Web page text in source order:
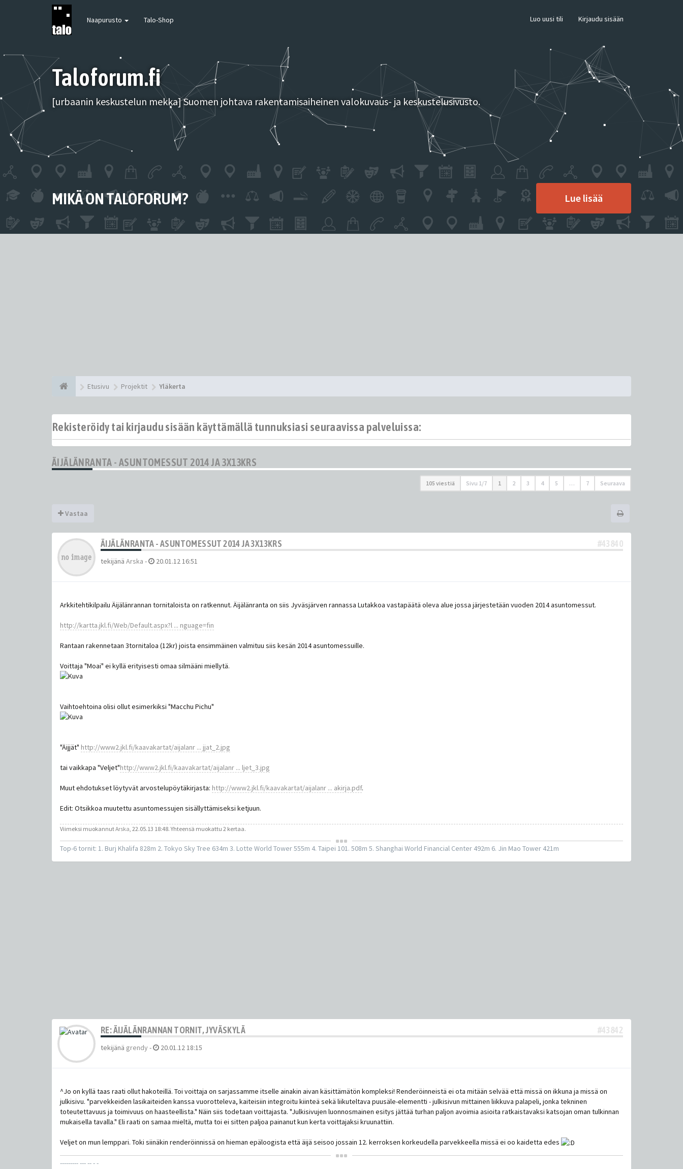
Naapurusto Talo-Shop Luo uusi tili Kirjaudu sisään
Taloforum.fi
[urbaanin keskustelun mekka] Suomen johtava rakentamisaiheinen valokuvaus- ja keskustelusivusto.
MIKÄ ON TALOFORUM? Lue lisää
Etusivu Projektit Yläkerta
Rekisteröidy tai kirjaudu sisään käyttämällä tunnuksiasi seuraavissa palveluissa:
ÄIJÄLÄNRANTA - ASUNTOMESSUT 2014 JA 3X13KRS
105 viestiä Sivu 1 /7 1 2 3 4 5 … 7 Seuraava
Vastaa
ÄIJÄLÄNRANTA - ASUNTOMESSUT 2014 JA 3X13KRS #43840
tekijänä Arska - 20.01.12 16:51
Arkkitehtikilpailu Äijälänrannan tornitaloista on ratkennut. Äijälänranta on siis Jyväsjärven rannassa Lutakkoa vastapäätä oleva alue jossa järjestetään vuoden 2014 asuntomessut.
http://kartta.jkl.fi/Web/Default.aspx?l ... nguage=fin
Rantaan rakennetaan 3tornitaloa (12kr) joista ensimmäinen valmituu siis kesän 2014 asuntomessuille.
Voittaja "Moai" ei kyllä erityisesti omaa silmääni miellytä.
Vaihtoehtoina olisi ollut esimerkiksi "Macchu Pichu"
"Äijjät" http://www2.jkl.fi/kaavakartat/aijalanr ... jjat_2.jpg
tai vaikkapa "Veljet"http://www2.jkl.fi/kaavakartat/aijalanr ... ljet_3.jpg
Muut ehdotukset löytyvät arvostelupöytäkirjasta: http://www2.jkl.fi/kaavakartat/aijalanr ... akirja.pdf.
Edit: Otsikkoa muutettu asuntomessujen sisällyttämiseksi ketjuun.
Viimeksi muokannutArska , 22.05.13 18:48. Yhteensä muokattu 2 kertaa.
Top-6 tornit: 1. Burj Khalifa 828m 2. Tokyo Sky Tree 634m 3. Lotte World Tower 555m 4. Taipei 101. 508m 5. Shanghai World Financial Center 492m 6. Jin Mao Tower 421m
RE: ÄIJÄLÄNRANNAN TORNIT, JYVÄSKYLÄ #43842
tekijänä grendy- 20.01.12 18:15
^Jo on kyllä taas raati ollut hakoteillä. Toi voittaja on sarjassamme itselle ainakin aivan käsittämätön kompleksi! Renderöinneistä ei ota mitään selvää että missä on ikkuna ja missä on
julkisivu. "parvekkeiden lasikaiteiden kanssa vuorotteleva, kaiteisiin integroitu kiinteä sekä liikuteltava puusäle-elementti - julkisivun mittainen liikkuva palapeli, jonka tekninen
toteutettavuus ja toimivuus on haasteellista." Näin siis todetaan voittajasta. "Julkisivujen luonnosmainen esitys jättää turhan paljon avoimia asioita ratkaistavaksi katsojan oman tulkinnan
mukaisella tavalla." Eli raati on samaa mieltä, mutta toi ei sitten paljoa painanut kun kerta voittajaksi kruunattiin.
Veljet on mun lemppari. Toki siinäkin renderöinnissä on hieman epäloogista että äijä seisoo jossain 12. kerroksen korkeudella parvekkeella missä ei oo kaidetta edes
--------- --- -- - -